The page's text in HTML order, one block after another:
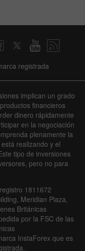
registrada
implican un grado
financieros
dinero rápidamente
en la negociación
plenamente la
realizando y el
tipo de inversiones
pero no para
1811672
Meridian Plaza,
Británicas
por la FSC de las
InstaForex que es